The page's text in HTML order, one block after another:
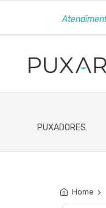
PUXADORES
Home